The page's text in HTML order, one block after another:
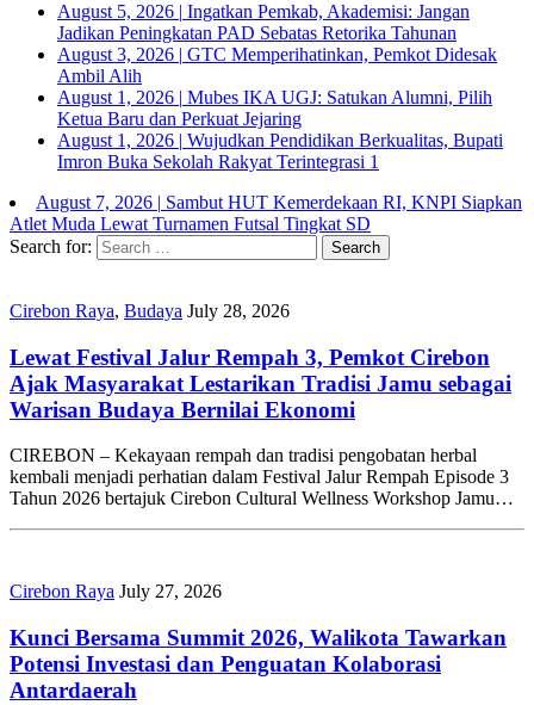
August 5, 2026 | Ingatkan Pemkab, Akademisi: Jangan
Jadikan Peningkatan PAD Sebatas Retorika Tahunan
August 3, 2026 | GTC Memperihatinkan, Pemkot Didesak
Ambil Alih
August 1, 2026 | Mubes IKA UGJ: Satukan Alumni, Pilih
Ketua Baru dan Perkuat Jejaring
August 1, 2026 | Wujudkan Pendidikan Berkualitas, Bupati
Imron Buka Sekolah Rakyat Terintegrasi 1
August 7, 2026 | Sambut HUT Kemerdekaan RI, KNPI Siapkan
Atlet Muda Lewat Turnamen Futsal Tingkat SD
Search for:
Cirebon Raya, Budaya July 28, 2026
Lewat Festival Jalur Rempah 3, Pemkot Cirebon
Ajak Masyarakat Lestarikan Tradisi Jamu sebagai
Warisan Budaya Bernilai Ekonomi
CIREBON – Kekayaan rempah dan tradisi pengobatan herbal
kembali menjadi perhatian dalam Festival Jalur Rempah Episode 3
Tahun 2026 bertajuk Cirebon Cultural Wellness Workshop Jamu…
Cirebon Raya July 27, 2026
Kunci Bersama Summit 2026, Walikota Tawarkan
Potensi Investasi dan Penguatan Kolaborasi
Antardaerah